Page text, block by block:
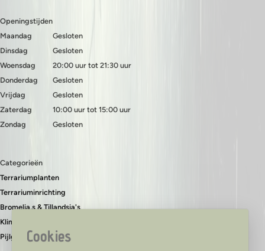
Cookies
Openingstijden
Maandag
Dinsdag
Woensdag
Donderdag
Vrijdag
Zaterdag
Zondag
Gesloten
Gesloten
20:00 uur tot 21:30 uur
Gesloten
Gesloten
10:00 uur tot 15:00 uur
Gesloten
Categorieën
Terrariumplanten
Terrariuminrichting
Bromelia,s & Tillandsia's
Klimplanten & bodembedekkers
Pijlgifkikkers